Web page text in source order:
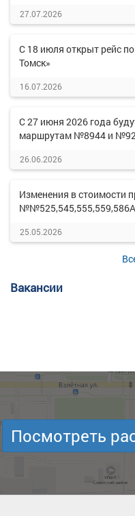
27.07.2026
С 18 июля открыт рейс
Томск»
16.07.2026
С 27 июня 2026 года
маршрутам №8944 и
26.06.2026
Изменения в стоимости
25.05.2026
Вакансии
Посмотреть